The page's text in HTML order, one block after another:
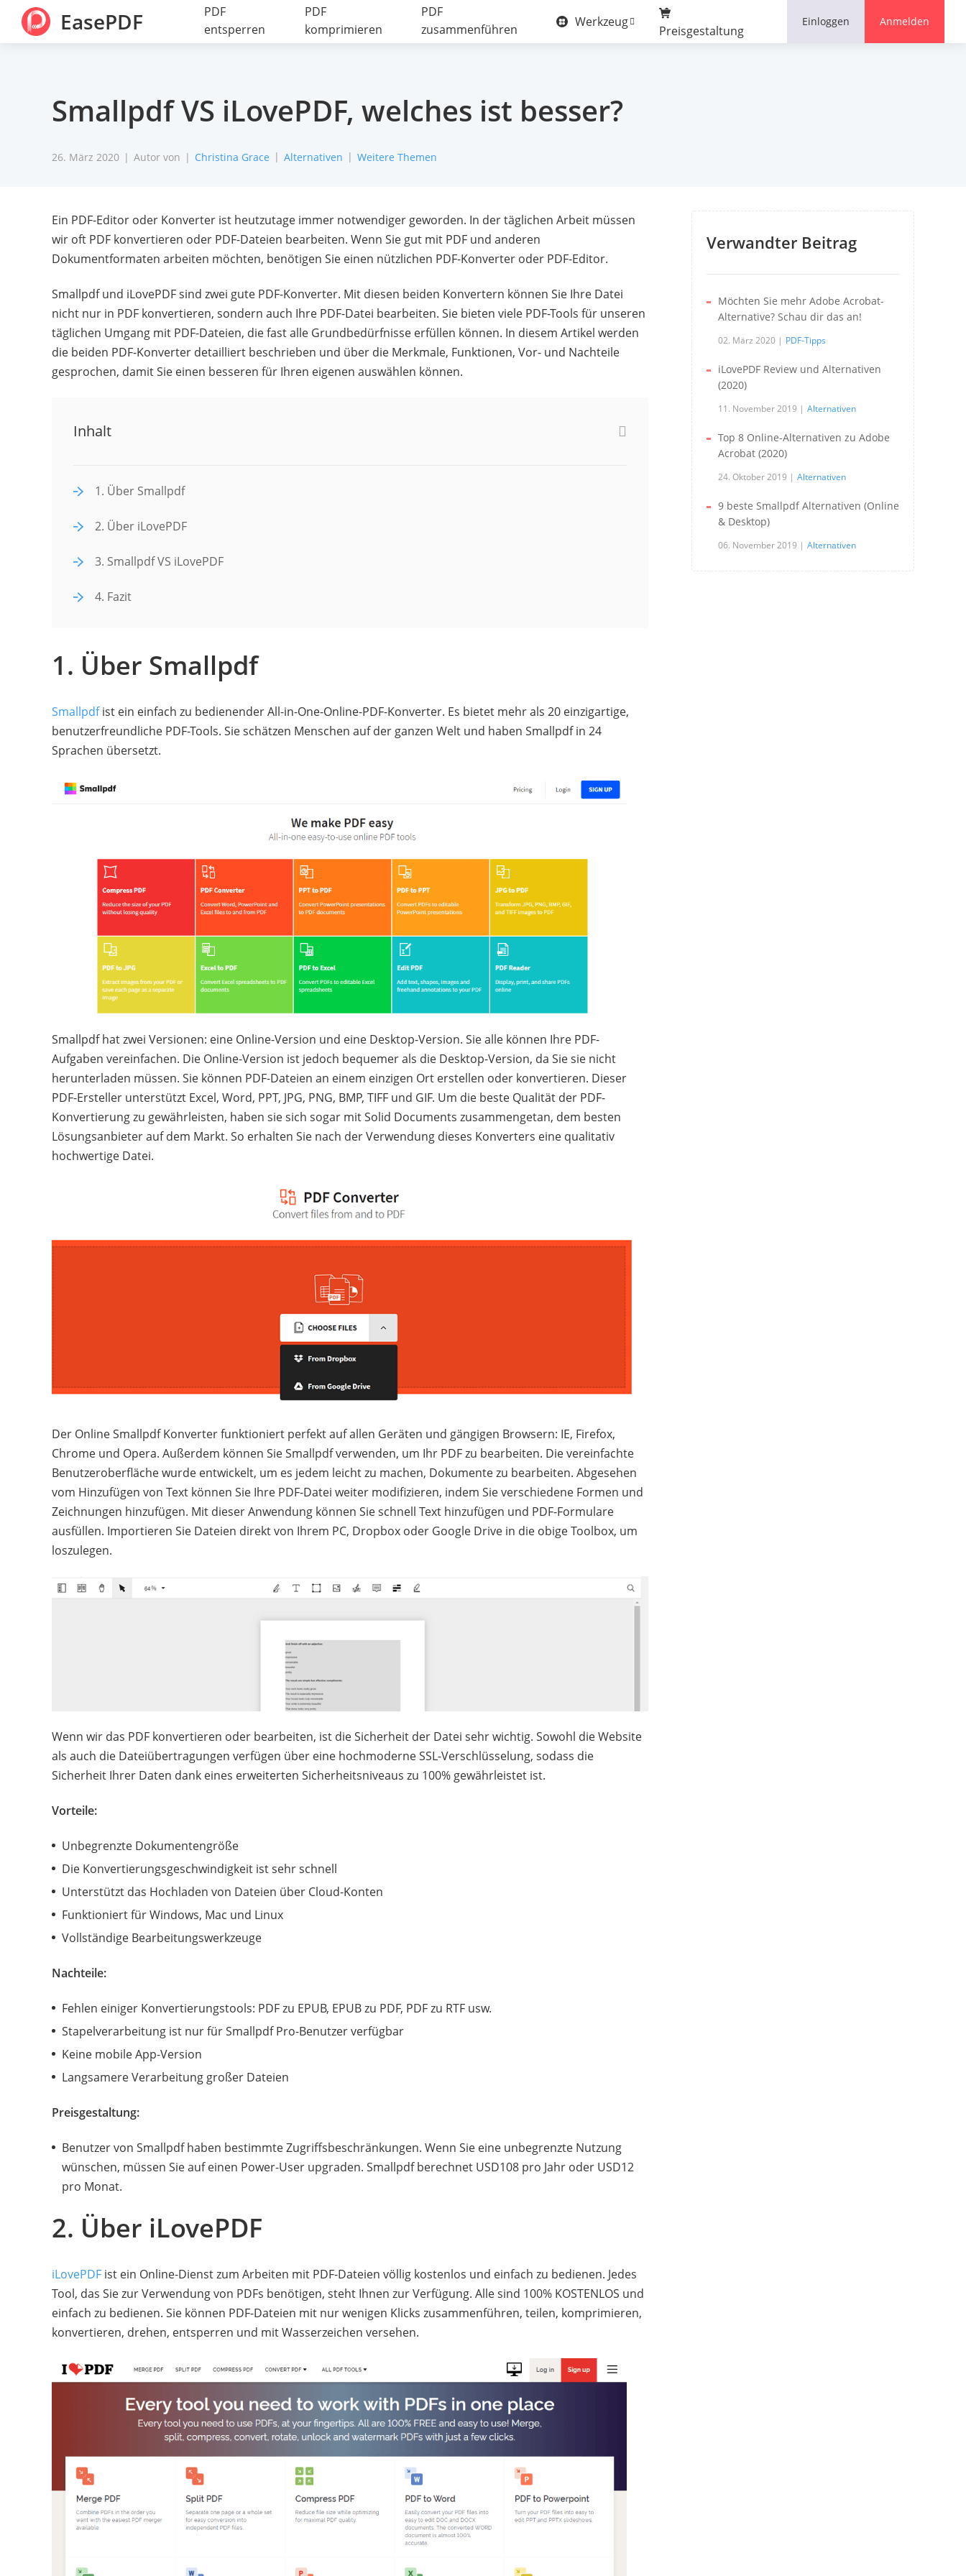
EasePDF
PDF
entsperren
PDF
komprimieren
PDF
zusammenführen
Werkzeug
Preisgestaltung
Einloggen Anmelden
Smallpdf VS iLovePDF, welches ist besser?
26. März 2020 Autor von Christina Grace Alternativen Weitere Themen
Kommentar
Ein PDF-Editor oder Konverter ist heutzutage immer notwendiger geworden. In der täglichen Arbeit müssen
wir oft PDF konvertieren oder PDF-Dateien bearbeiten. Wenn Sie gut mit PDF und anderen
Dokumentformaten arbeiten möchten, benötigen Sie einen nützlichen PDF-Konverter oder PDF-Editor.
Smallpdf und iLovePDF sind zwei gute PDF-Konverter. Mit diesen beiden Konvertern können Sie Ihre Datei
nicht nur in PDF konvertieren, sondern auch Ihre PDF-Datei bearbeiten. Sie bieten viele PDF-Tools für unseren
täglichen Umgang mit PDF-Dateien, die fast alle Grundbedürfnisse erfüllen können. In diesem Artikel werden
die beiden PDF-Konverter detailliert beschrieben und über die Merkmale, Funktionen, Vor- und Nachteile
gesprochen, damit Sie einen besseren für Ihren eigenen auswählen können.
Inhalt
1. Über Smallpdf
2. Über iLovePDF
3. Smallpdf VS iLovePDF
4. Fazit
1. Über Smallpdf
Smallpdfist ein einfach zu bedienender All-in-One-Online-PDF-Konverter. Es bietet mehr als 20 einzigartige,
benutzerfreundliche PDF-Tools. Sie schätzen Menschen auf der ganzen Welt und haben Smallpdf in 24
Sprachen übersetzt.
Smallpdf hat zwei Versionen: eine Online-Version und eine Desktop-Version. Sie alle können Ihre PDF-
Aufgaben vereinfachen. Die Online-Version ist jedoch bequemer als die Desktop-Version, da Sie sie nicht
herunterladen müssen. Sie können PDF-Dateien an einem einzigen Ort erstellen oder konvertieren. Dieser
PDF-Ersteller unterstützt Excel, Word, PPT, JPG, PNG, BMP, TIFF und GIF. Um die beste Qualität der PDF-
Konvertierung zu gewährleisten, haben sie sich sogar mit Solid Documents zusammengetan, dem besten
Lösungsanbieter auf dem Markt. So erhalten Sie nach der Verwendung dieses Konverters eine qualitativ
hochwertige Datei.
Der Online Smallpdf Konverter funktioniert perfekt auf allen Geräten und gängigen Browsern: IE, Firefox,
Chrome und Opera. Außerdem können Sie Smallpdf verwenden, um Ihr PDF zu bearbeiten. Die vereinfachte
Benutzeroberfläche wurde entwickelt, um es jedem leicht zu machen, Dokumente zu bearbeiten. Abgesehen
vom Hinzufügen von Text können Sie Ihre PDF-Datei weiter modifizieren, indem Sie verschiedene Formen und
Zeichnungen hinzufügen. Mit dieser Anwendung können Sie schnell Text hinzufügen und PDF-Formulare
ausfüllen. Importieren Sie Dateien direkt von Ihrem PC, Dropbox oder Google Drive in die obige Toolbox, um
loszulegen.
Wenn wir das PDF konvertieren oder bearbeiten, ist die Sicherheit der Datei sehr wichtig. Sowohl die Website
als auch die Dateiübertragungen verfügen über eine hochmoderne SSL-Verschlüsselung, sodass die
Sicherheit Ihrer Daten dank eines erweiterten Sicherheitsniveaus zu 100% gewährleistet ist.
Vorteile:
Unbegrenzte Dokumentengröße
Die Konvertierungsgeschwindigkeit ist sehr schnell
Unterstützt das Hochladen von Dateien über Cloud-Konten
Funktioniert für Windows, Mac und Linux
Vollständige Bearbeitungswerkzeuge
Nachteile:
Fehlen einiger Konvertierungstools: PDF zu EPUB, EPUB zu PDF, PDF zu RTF usw.
Stapelverarbeitung ist nur für Smallpdf Pro-Benutzer verfügbar
Keine mobile App-Version
Langsamere Verarbeitung großer Dateien
Preisgestaltung:
Benutzer von Smallpdf haben bestimmte Zugriffsbeschränkungen. Wenn Sie eine unbegrenzte Nutzung
wünschen, müssen Sie auf einen Power-User upgraden. Smallpdf berechnet USD108 pro Jahr oder USD12
pro Monat.
2. Über iLovePDF
iLovePDF ist ein Online-Dienst zum Arbeiten mit PDF-Dateien völlig kostenlos und einfach zu bedienen. Jedes
Tool, das Sie zur Verwendung von PDFs benötigen, steht Ihnen zur Verfügung. Alle sind 100% KOSTENLOS und
einfach zu bedienen. Sie können PDF-Dateien mit nur wenigen Klicks zusammenführen, teilen, komprimieren,
konvertieren, drehen, entsperren und mit Wasserzeichen versehen.
Verwandter Beitrag
Möchten Sie mehr Adobe Acrobat-
Alternative? Schau dir das an!
02. März 2020 PDF-Tipps
iLovePDF Review und Alternativen
(2020)
11. November 2019 Alternativen
Top 8 Online-Alternativen zu Adobe
Acrobat (2020)
24. Oktober 2019 Alternativen
9 beste Smallpdf Alternativen (Online
& Desktop)
06. November 2019 Alternativen